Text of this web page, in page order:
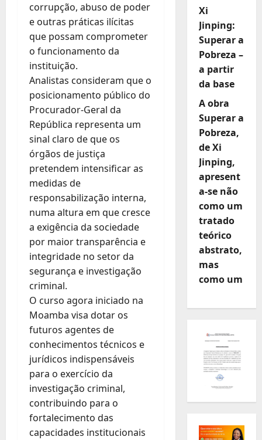
corrupção, abuso de poder
e outras práticas ilícitas
que possam comprometer
o funcionamento da
instituição.
Analistas consideram que o
posicionamento público do
Procurador-Geral da
República representa um
sinal claro de que os
órgãos de justiça
pretendem intensificar as
medidas de
responsabilização interna,
numa altura em que cresce
a exigência da sociedade
por maior transparência e
integridade no setor da
segurança e investigação
criminal.
O curso agora iniciado na
Moamba visa dotar os
futuros agentes de
conhecimentos técnicos e
jurídicos indispensáveis
para o exercício da
investigação criminal,
contribuindo para o
fortalecimento das
capacidades institucionais
Xi
Jinping:
Superar a
Pobreza –
a partir
da base
A obra
Superar a
Pobreza,
de Xi
Jinping,
apresent
a-se não
como um
tratado
teórico
abstrato,
mas
como um